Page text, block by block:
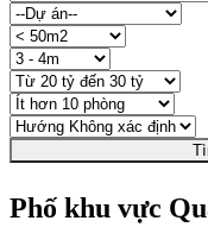
Phố khu vực